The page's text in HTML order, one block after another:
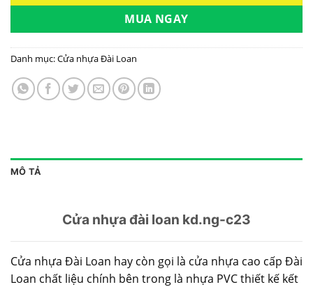
MUA NGAY
Danh mục:Cửa nhựa Đài Loan
MÔ TẢ
Cửa nhựa đài loan kd.ng-c23
Cửa nhựa Đài Loan hay còn gọi là cửa nhựa cao cấp Đài
Loan chất liệu chính bên trong là nhựa PVC thiết kế kết